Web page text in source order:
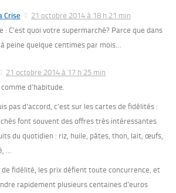
Crise
21 octobre 2014 à 18 h 21 min
: C’est quoi votre supermarché? Parce que dans
à peine quelque centimes par mois…
21 octobre 2014 à 17 h 25 min
d’habitude.
pas d’accord, c’est sur les cartes de fidélités :
font souvent des offres très intéressantes
du quotidien : riz, huile, pâtes, thon, lait, œufs,
…
de fidélité, les prix défient toute concurrence, et
rapidement plusieurs centaines d’euros